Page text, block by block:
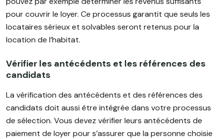
pour couvrir le loyer. Ce processus garantit que seuls les
locataires sérieux et solvables seront retenus pour la
location de l’habitat.
Vérifier les antécédents et les références des
candidats
La vérification des antécédents et des références des
candidats doit aussi être intégrée dans votre processus
de sélection. Vous devez vérifier leurs antécédents de
paiement de loyer pour s’assurer que la personne choisie